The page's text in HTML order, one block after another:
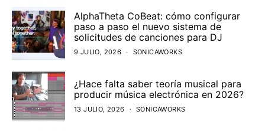
AlphaTheta CoBeat: cómo configurar
paso a paso el nuevo sistema de
solicitudes de canciones para DJ
9 JULIO, 2026 SONICAWORKS
¿Hace falta saber teoría musical para
producir música electrónica en 2026?
13 JULIO, 2026 SONICAWORKS